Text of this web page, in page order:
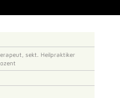
sekt. Heilpraktiker